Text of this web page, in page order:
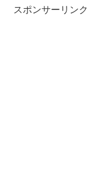
スポンサーリンク